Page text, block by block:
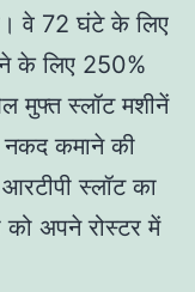
वे 72 घंटे के लिए
के लिए 250%
मुफ्त स्लॉट मशीनें
नकद कमाने की
स्लॉट का
अपने रोस्टर में